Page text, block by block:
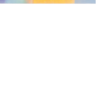
Coster est